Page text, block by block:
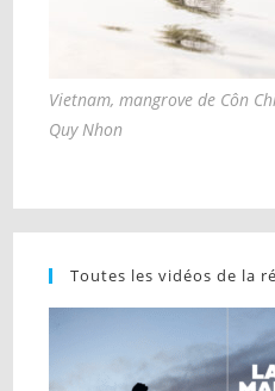
Vietnam, mangrove de Côn
Quy Nhon
Toutes les vidéos de la